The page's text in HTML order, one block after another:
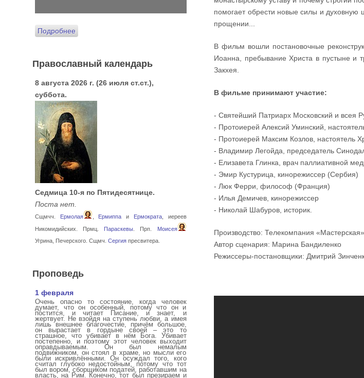
помогает обрести новые силы и
прощении...
В фильм вошли постановочные
Иоанна, пребывание Христа в пустыне и
Закхея.
В фильме принимают участие:
- Святейший Патриарх Московский и всея
- Протоиерей Алексий Уминский,
- Протоиерей Максим Козлов, настоятель
- Владимир Легойда, председатель
- Елизавета Глинка, врач паллиативной
- Эмир Кустурица, кинорежиссер (Сербия)
- Люк Ферри, философ (Франция)
- Илья Демичев, кинорежиссер
- Николай Шабуров, историк.
Производство: Телекомпания
Автор сценария: Марина Бандиленко
Режиссеры-постановщики: Дмитрий
Подробнее
Православный календарь
8 августа 2026 г. (26 июля ст.ст.),
суббота.
Седмица 10-я по Пятидесятнице.
Поста нет.
Сщмчч. Ермолая Ермиппа и Ермократа, иереев
Никомидийских. Прмц. Параскевы . Прп.
Моисея
Угрина, Печерского. Сщмч. Сергия пресвитера.
Проповедь
1 февраля
Очень опасно то состояние, когда человек
думает, что он особенный, потому что он и
постится, и читает Писание, и знает, и
жертвует. Не взойдя на ступень любви, а имея
лишь внешнее благочестие, причём большое,
он вырастает в гордыне своей – это то
страшное, что убивает в нём Бога. Убивает
постепенно, и поэтому этот человек выходит
оправдываемым. Он был немалым
подвижником, он стоял в храме, но мысли его
были искривлёнными. Он осуждал того, кого
считал глубоко недостойным, потому что тот
был вором, сборщиком податей, работавшим на
власть, на Рим. Конечно, тот был презираем и